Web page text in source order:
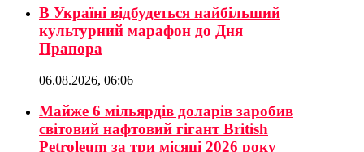
В Україні відбудеться найбільший
культурний марафон до Дня
Прапора
06.08.2026, 06:06
Майже 6 мільярдів доларів заробив
світовий нафтовий гігант British
Petroleum за три місяці 2026 року